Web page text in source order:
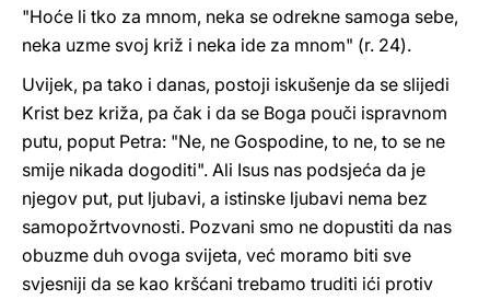
"Hoće li tko za mnom, neka se odrekne samoga sebe,
neka uzme svoj križ i neka ide za mnom" (r. 24).
Uvijek, pa tako i danas, postoji iskušenje da se slijedi
Krist bez križa, pa čak i da se Boga pouči ispravnom
putu, poput Petra: "Ne, ne Gospodine, to ne, to se ne
smije nikada dogoditi". Ali Isus nas podsjeća da je
njegov put, put ljubavi, a istinske ljubavi nema bez
samopožrtvovnosti. Pozvani smo ne dopustiti da nas
obuzme duh ovoga svijeta, već moramo biti sve
svjesniji da se kao kršćani trebamo truditi ići protiv